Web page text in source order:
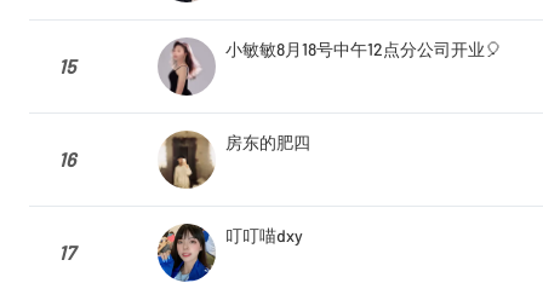
15
小敏敏8月18号中午12点分公司开业🎈
16
房东的肥四
17
叮叮喵dxy